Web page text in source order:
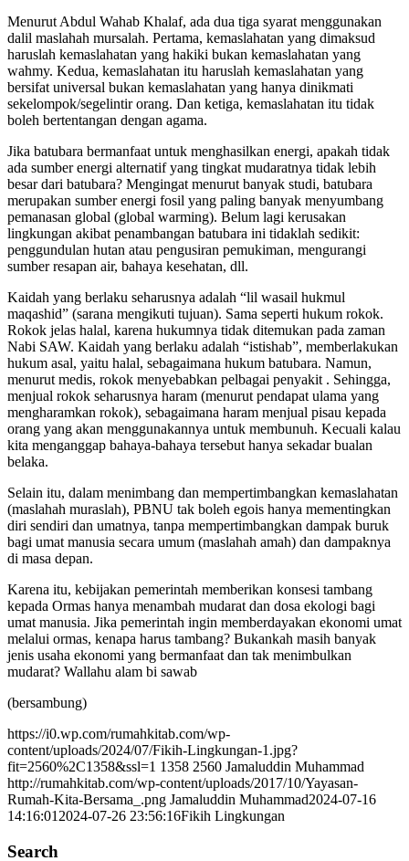
Menurut Abdul Wahab Khalaf, ada dua tiga syarat menggunakan
dalil maslahah mursalah. Pertama, kemaslahatan yang dimaksud
haruslah kemaslahatan yang hakiki bukan kemaslahatan yang
wahmy. Kedua, kemaslahatan itu haruslah kemaslahatan yang
bersifat universal bukan kemaslahatan yang hanya dinikmati
sekelompok/segelintir orang. Dan ketiga, kemaslahatan itu tidak
boleh bertentangan dengan agama.
Jika batubara bermanfaat untuk menghasilkan energi, apakah tidak
ada sumber energi alternatif yang tingkat mudaratnya tidak lebih
besar dari batubara? Mengingat menurut banyak studi, batubara
merupakan sumber energi fosil yang paling banyak menyumbang
pemanasan global (global warming). Belum lagi kerusakan
lingkungan akibat penambangan batubara ini tidaklah sedikit:
penggundulan hutan atau pengusiran pemukiman, mengurangi
sumber resapan air, bahaya kesehatan, dll.
Kaidah yang berlaku seharusnya adalah “lil wasail hukmul
maqashid” (sarana mengikuti tujuan). Sama seperti hukum rokok.
Rokok jelas halal, karena hukumnya tidak ditemukan pada zaman
Nabi SAW. Kaidah yang berlaku adalah “istishab”, memberlakukan
hukum asal, yaitu halal, sebagaimana hukum batubara. Namun,
menurut medis, rokok menyebabkan pelbagai penyakit . Sehingga,
menjual rokok seharusnya haram (menurut pendapat ulama yang
mengharamkan rokok), sebagaimana haram menjual pisau kepada
orang yang akan menggunakannya untuk membunuh. Kecuali kalau
kita menganggap bahaya-bahaya tersebut hanya sekadar bualan
belaka.
Selain itu, dalam menimbang dan mempertimbangkan kemaslahatan
(maslahah muraslah), PBNU tak boleh egois hanya mementingkan
diri sendiri dan umatnya, tanpa mempertimbangkan dampak buruk
bagi umat manusia secara umum (maslahah amah) dan dampaknya
di masa depan.
Karena itu, kebijakan pemerintah memberikan konsesi tambang
kepada Ormas hanya menambah mudarat dan dosa ekologi bagi
umat manusia. Jika pemerintah ingin memberdayakan ekonomi umat
melalui ormas, kenapa harus tambang? Bukankah masih banyak
jenis usaha ekonomi yang bermanfaat dan tak menimbulkan
mudarat? Wallahu alam bi sawab
(bersambung)
https://i0.wp.com/rumahkitab.com/wp-
content/uploads/2024/07/Fikih-Lingkungan-1.jpg?
fit=2560%2C1358&ssl=1 1358 2560 Jamaluddin Muhammad
http://rumahkitab.com/wp-content/uploads/2017/10/Yayasan-
Rumah-Kita-Bersama_.png Jamaluddin Muhammad2024-07-16
14:16:01 2024-07-26 23:56:16Fikih Lingkungan
Search